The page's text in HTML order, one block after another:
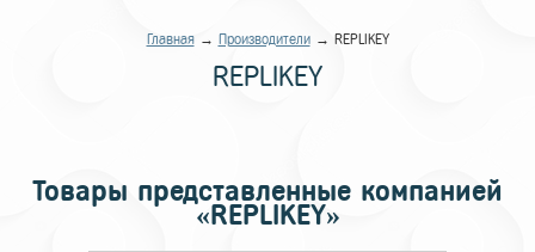
Главная→ Производители→ RЕPLIKEY
RЕPLIKEY
Товары представленные компанией
«RЕPLIKEY»